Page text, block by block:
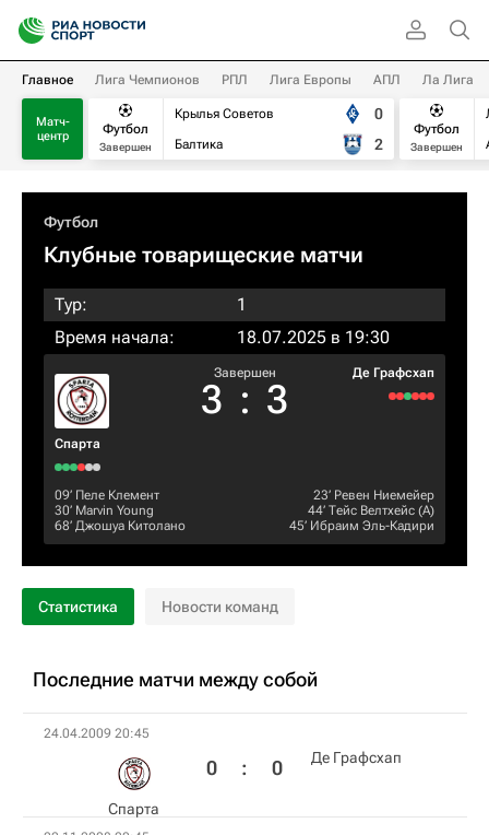
Главное Лига Чемпионов РПЛ Лига Европы АПЛ Ла Лига
Матч-
центр
Футбол
Завершен
Крылья Советов
Балтика
0
2
Футбол
Завершен
Футбол
Клубные товарищеские матчи
Тур:
1
Время начала:
18.07.2025 в 19:30
Спарта
Завершен
3 : 3
Де Графсхап
09‎’‎ Пеле Клемент
30‎’‎ Marvin Young
68‎’‎ Джошуа Китолано
23‎’‎ Ревен Ниемейер
44‎’‎ Тейс Велтхейс (А)
45‎’‎ Ибраим Эль-Кадири
Статистика Новости команд
Последние матчи между собой
24.04.2009 20:45
Спарта
0 : 0 Де Графсхап